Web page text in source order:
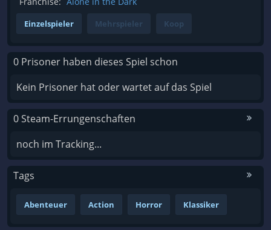
Einzelspieler Mehrspieler Koop
0 Prisoner haben dieses Spiel schon
Kein Prisoner hat oder wartet auf das Spiel
0 Steam-Errungenschaften
noch im Tracking...
Tags
Abenteuer Action Horror Klassiker